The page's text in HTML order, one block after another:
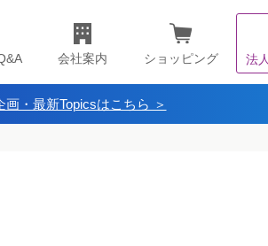
会社案内 ショッピング 法
・最新Topicsはこちら ＞